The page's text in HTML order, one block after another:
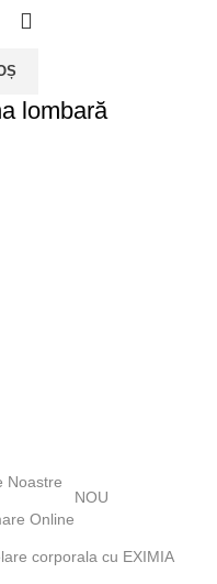
lombară
Noastre
Online
NOU
corporala cu EXIMIA